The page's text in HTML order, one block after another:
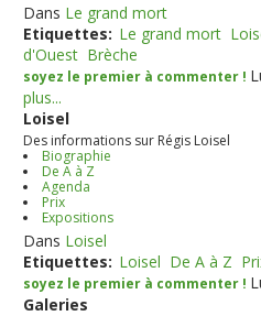
Dans Le grand mort
Etiquettes: Le grand mort
d'Ouest Brèche
soyez le premier à commenter !
plus...
Loisel
Des informations sur Régis Loisel
Biographie
De A à Z
Agenda
Prix
Expositions
Dans Loisel
Etiquettes: Loisel De A à Z
soyez le premier à commenter !
Galeries